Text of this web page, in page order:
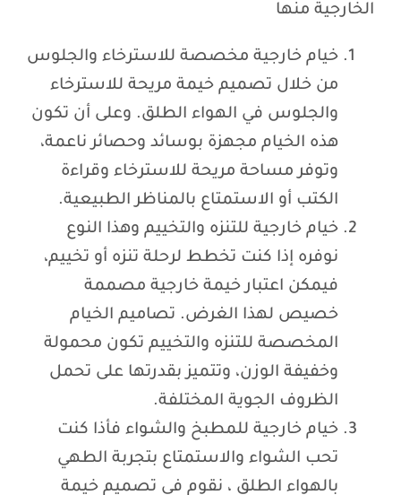
الخارجية منها
خيام خارجية مخصصة للاسترخاء والجلوس
من خلال تصميم خيمة مريحة للاسترخاء
والجلوس في الهواء الطلق. وعلى أن تكون
هذه الخيام مجهزة بوسائد وحصائر ناعمة،
وتوفر مساحة مريحة للاسترخاء وقراءة
الكتب أو الاستمتاع بالمناظر الطبيعية.
خيام خارجية للتنزه والتخييم وهذا النوع
نوفره إذا كنت تخطط لرحلة تنزه أو تخييم،
فيمكن اعتبار خيمة خارجية مصممة
خصيص لهذا الغرض. تصاميم الخيام
المخصصة للتنزه والتخييم تكون محمولة
وخفيفة الوزن، وتتميز بقدرتها على تحمل
الظروف الجوية المختلفة.
خيام خارجية للمطبخ والشواء فأذا كنت
تحب الشواء والاستمتاع بتجربة الطهي
بالهواء الطلق ، نقوم في تصميم خيمة